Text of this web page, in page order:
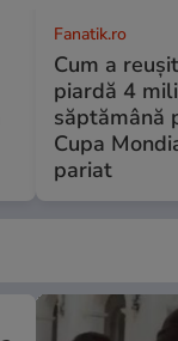
Fanatik.ro
Cum a
piardă 4
săptămână
Cupa
pariat